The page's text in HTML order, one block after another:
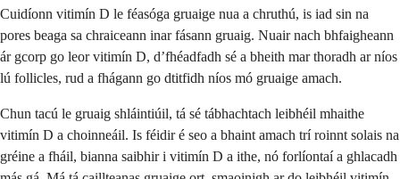
Cuidíonn vitimín D le féasóga gruaige nua a chruthú, is iad sin na
pores beaga sa chraiceann inar fásann gruaig. Nuair nach bhfaigheann
ár gcorp go leor vitimín D, d’fhéadfadh sé a bheith mar thoradh ar níos
lú follicles, rud a fhágann go dtitfidh níos mó gruaige amach.
Chun tacú le gruaig shláintiúil, tá sé tábhachtach leibhéil mhaithe
vitimín D a choinneáil. Is féidir é seo a bhaint amach trí roinnt solais na
gréine a fháil, bianna saibhir i vitimín D a ithe, nó forlíontaí a ghlacadh